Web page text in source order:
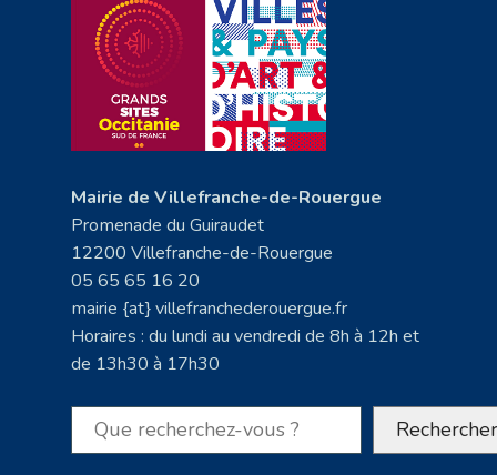
Mairie de Villefranche-de-Rouergue
Promenade du Guiraudet
12200 Villefranche-de-Rouergue
05 65 65 16 20
mairie {at} villefranchederouergue.fr
Horaires : du lundi au vendredi de 8h à 12h et
de 13h30 à 17h30
Rechercher Rechercher